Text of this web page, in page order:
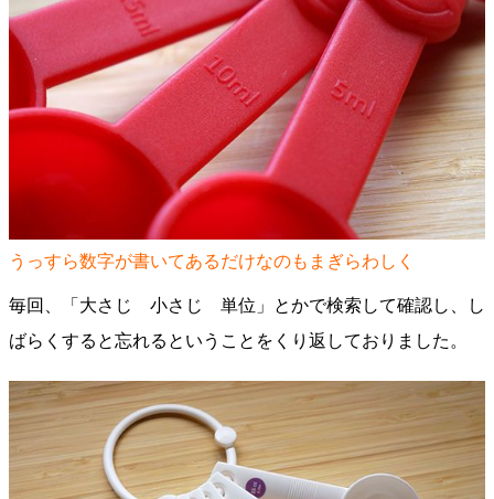
うっすら数字が書いてあるだけなのもまぎらわしく
毎回、「大さじ 小さじ 単位」とかで検索して確認し、し
ばらくすると忘れるということをくり返しておりました。